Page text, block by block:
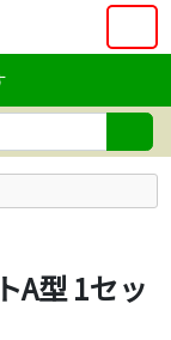
A型 1セッ